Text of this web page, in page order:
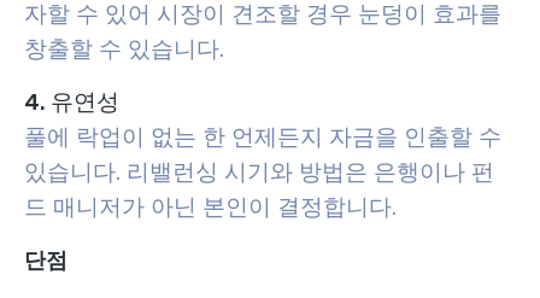
자할 수 있어 시장이 견조할 경우 눈덩이 효과를
창출할 수 있습니다.
4. 유연성
풀에 락업이 없는 한 언제든지 자금을 인출할 수
있습니다. 리밸런싱 시기와 방법은 은행이나 펀
드 매니저가 아닌 본인이 결정합니다.
단점